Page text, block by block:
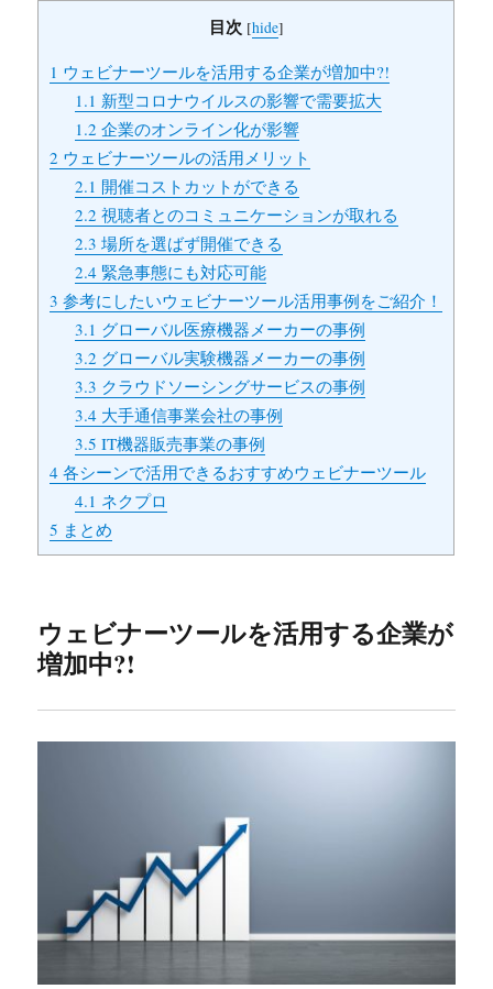
目次 [hide]
1 ウェビナーツールを活用する企業が増加中?!
1.1 新型コロナウイルスの影響で需要拡大
1.2 企業のオンライン化が影響
2 ウェビナーツールの活用メリット
2.1 開催コストカットができる
2.2 視聴者とのコミュニケーションが取れる
2.3 場所を選ばず開催できる
2.4 緊急事態にも対応可能
3 参考にしたいウェビナーツール活用事例をご紹介！
3.1 グローバル医療機器メーカーの事例
3.2 グローバル実験機器メーカーの事例
3.3 クラウドソーシングサービスの事例
3.4 大手通信事業会社の事例
3.5 IT機器販売事業の事例
4 各シーンで活用できるおすすめウェビナーツール
4.1 ネクプロ
5 まとめ
ウェビナーツールを活用する企業が
増加中?!